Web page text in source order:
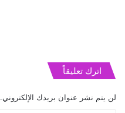
اترك تعليقاً
لن يتم نشر عنوان بريدك الإلكتروني.